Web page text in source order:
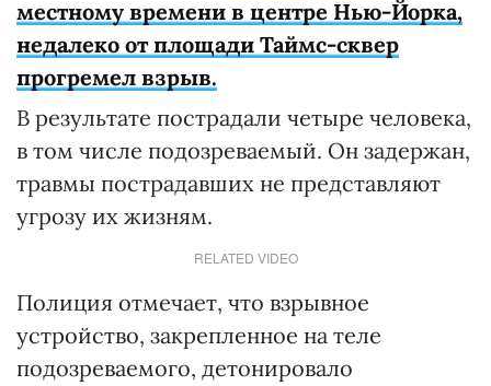
местному времени в центре Нью-Йорка,
недалеко от площади Таймс-сквер
прогремел взрыв.
В результате пострадали четыре человека,
в том числе подозреваемый. Он задержан,
травмы пострадавших не представляют
угрозу их жизням.
RELATED VIDEO
Полиция отмечает, что взрывное
устройство, закрепленное на теле
подозреваемого, детонировало